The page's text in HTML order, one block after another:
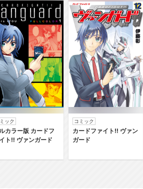
ック
カラー版 カードフ
ト‼ ヴァンガード
コミック
カードファイト‼ ヴァン
ガード